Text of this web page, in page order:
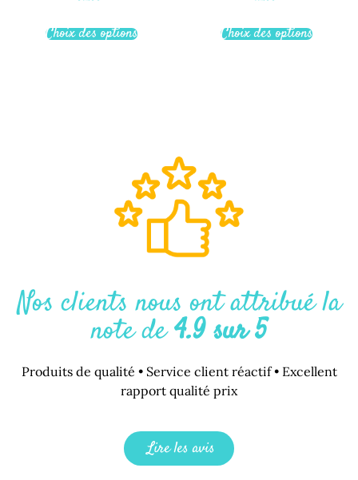
Choix des options Choix des options
Nos clients nous ont attribué la
note de4.9 sur 5
Produits de qualité • Service client réactif • Excellent
rapport qualité prix
Lire les avis